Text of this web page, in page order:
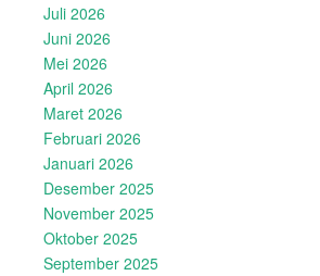
Juli 2026
Juni 2026
Mei 2026
April 2026
Maret 2026
Februari 2026
Januari 2026
Desember 2025
November 2025
Oktober 2025
September 2025